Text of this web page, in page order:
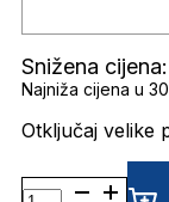
Snižena cijena:
Najniža cijena u
Otključaj velike
FAS